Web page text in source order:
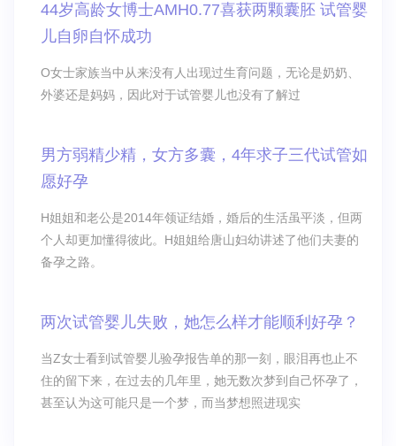
44岁高龄女博士AMH0.77喜获两颗囊胚 试管婴
儿自卵自怀成功
O女士家族当中从来没有人出现过生育问题，无论是奶奶、
外婆还是妈妈，因此对于试管婴儿也没有了解过
男方弱精少精，女方多囊，4年求子三代试管如
愿好孕
H姐姐和老公是2014年领证结婚，婚后的生活虽平淡，但两
个人却更加懂得彼此。H姐姐给唐山妇幼讲述了他们夫妻的
备孕之路。
两次试管婴儿失败，她怎么样才能顺利好孕？
当Z女士看到试管婴儿验孕报告单的那一刻，眼泪再也止不
住的留下来，在过去的几年里，她无数次梦到自己怀孕了，
甚至认为这可能只是一个梦，而当梦想照进现实